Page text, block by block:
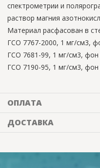
спектрометрии и
раствор магния
Материал расфасован в
ГСО 7767-2000, 1 мг/см3,
ГСО 7681-99, 1 мг/см3, фон
ГСО 7190-95, 1 мг/см3, фон
ОПЛАТА
ДОСТАВКА